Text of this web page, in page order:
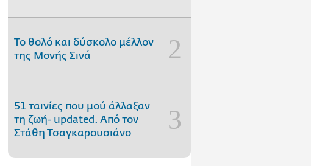
Το θολό και δύσκολο μέλλον
της Μονής Σινά
51 ταινίες που μού άλλαξαν
τη ζωή- updated. Aπό τον
Στάθη Τσαγκαρουσιάνο